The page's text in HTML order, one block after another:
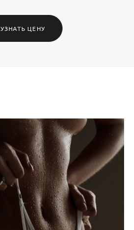
УЗНАТЬ ЦЕНУ